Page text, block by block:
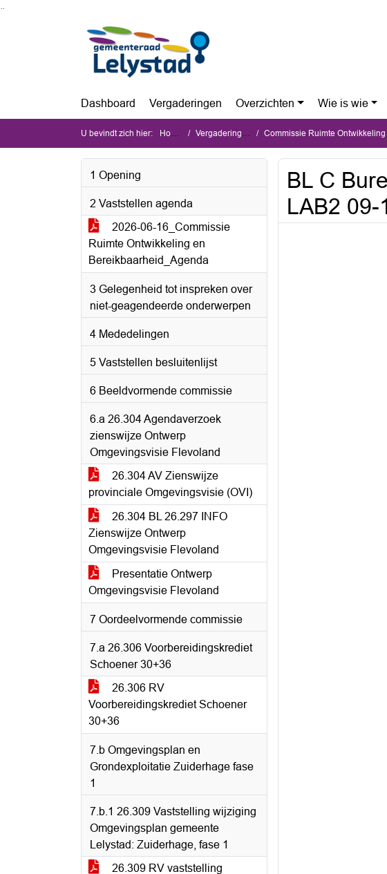
Dashboard Vergaderingen Overzichten Wie is wie
U bevindt zich hier: Home Vergaderingen Commissie Ruimte Ontwikkeling
1 Opening
2 Vaststellen agenda
2026-06-16_Commissie
Ruimte Ontwikkeling en
Bereikbaarheid_Agenda
3 Gelegenheid tot inspreken over
niet-geagendeerde onderwerpen
4 Mededelingen
5 Vaststellen besluitenlijst
6 Beeldvormende commissie
6.a 26.304 Agendaverzoek
zienswijze Ontwerp
Omgevingsvisie Flevoland
26.304 AV Zienswijze
provinciale Omgevingsvisie (OVI)
26.304 BL 26.297 INFO
Zienswijze Ontwerp
Omgevingsvisie Flevoland
Presentatie Ontwerp
Omgevingsvisie Flevoland
7 Oordeelvormende commissie
7.a 26.306 Voorbereidingskrediet
Schoener 30+36
26.306 RV
Voorbereidingskrediet Schoener
30+36
7.b Omgevingsplan en
Grondexploitatie Zuiderhage fase
1
7.b.1 26.309 Vaststelling wijziging
Omgevingsplan gemeente
Lelystad: Zuiderhage, fase 1
26.309 RV vaststelling
BL C
LAB2 09-